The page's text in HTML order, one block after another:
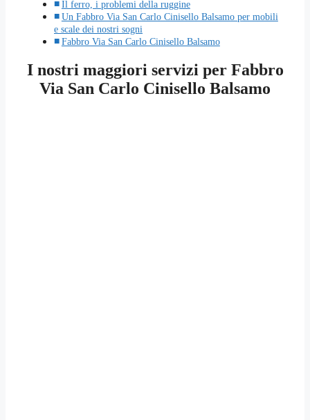
Il ferro, i problemi della ruggine
Un Fabbro Via San Carlo Cinisello Balsamo per mobili
e scale dei nostri sogni
Fabbro Via San Carlo Cinisello Balsamo
I nostri maggiori servizi per Fabbro
Via San Carlo Cinisello Balsamo